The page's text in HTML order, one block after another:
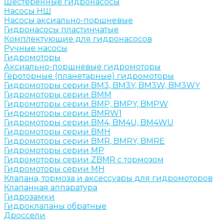
Насосы НШ
Насосы аксиально-поршневые
Гидронасосы пластинчатые
Комплектующие для гидронасосов
Ручные насосы
Гидромоторы
Аксиально-поршневые гидромоторы
Героторные (планетарные) гидромоторы
Гидромоторы серии BM3, BM3Y, BM3W, BM3WY
Гидромоторы серии BMM
Гидромоторы серии BMP, BMPY, BMPW
Гидромоторы серии BMRW1
Гидромоторы серии BМ4, BM4U, BМ4WU
Гидромоторы серии BМH
Гидромоторы серии BМR, BMRY, BМRE
Гидромоторы серии MP
Гидромоторы серии ZBMR с тормозом
Гидромоторы серии МH
Клапана, тормоза и аксессуары для гидромоторов
Клапанная аппаратура
Гидрозамки
Гидроклапаны обратные
Дроссели